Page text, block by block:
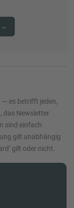
→
— es betrifft jeden,
das Newsletter
sind einfach
gilt unabhängig
gilt oder nicht.